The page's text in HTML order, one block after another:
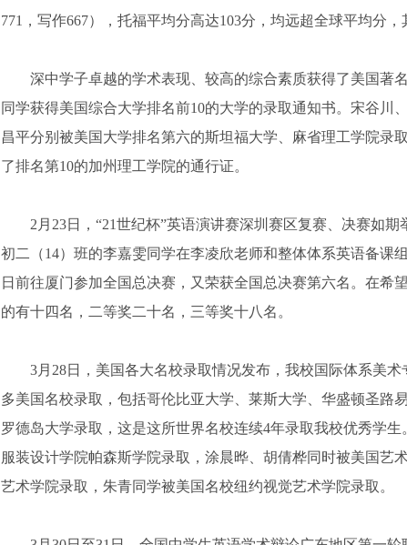
771，写作667），托福平均分高达103分，均远超全球平均分
深中学子卓越的学术表现、较高的综合素质获得了美国著
同学获得美国综合大学排名前10的大学的录取通知书。宋谷
昌平分别被美国大学排名第六的斯坦福大学、麻省理工学院录
了排名第10的加州理工学院的通行证。
2月23日，“21世纪杯”英语演讲赛深圳赛区复赛、决赛如
初二（14）班的李嘉雯同学在李凌欣老师和整体体系英语备课
日前往厦门参加全国总决赛，又荣获全国总决赛第六名。在
的有十四名，二等奖二十名，三等奖十八名。
3月28日，美国各大名校录取情况发布，我校国际体系美
多美国名校录取，包括哥伦比亚大学、莱斯大学、华盛顿圣路
罗德岛大学录取，这是这所世界名校连续4年录取我校优秀学
服装设计学院帕森斯学院录取，涂晨晔、胡倩桦同时被美国艺
艺术学院录取，朱青同学被美国名校纽约视觉艺术学院录取。